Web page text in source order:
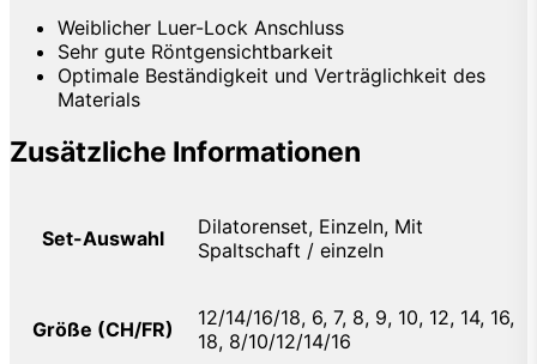
Weiblicher Luer-Lock Anschluss
Sehr gute Röntgensichtbarkeit
Optimale Beständigkeit und Verträglichkeit des
Materials
Zusätzliche Informationen
Set-Auswahl
Dilatorenset, Einzeln, Mit
Spaltschaft / einzeln
Größe (CH/FR)
12/14/16/18, 6, 7, 8, 9, 10, 12, 14, 16,
18, 8/10/12/14/16